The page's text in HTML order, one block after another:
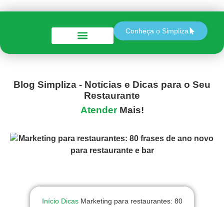
Conheça o Simpliza
Blog Simpliza - Notícias e Dicas para o Seu
Restaurante
Atender Mais!
Início Dicas Marketing para restaurantes: 80